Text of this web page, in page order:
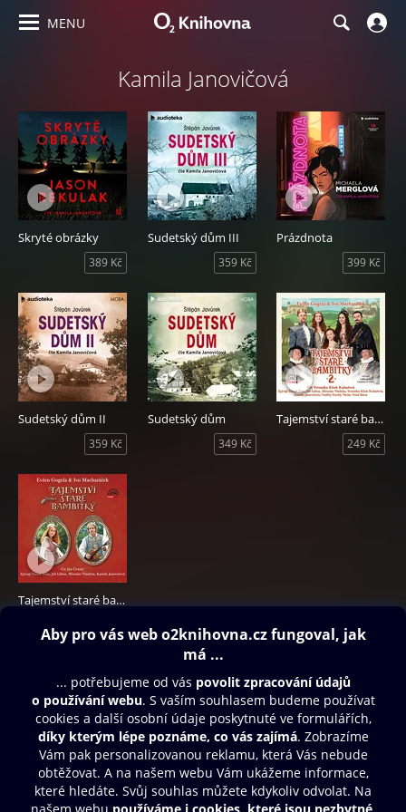
MENU
Kamila Janovičová
Skryté obrázky
389 Kč
Sudetský dům III
359 Kč
Prázdnota
399 Kč
Sudetský dům II
359 Kč
Sudetský dům
349 Kč
Tajemství staré bambitky 2
249 Kč
Tajemství staré bambitky
209 Kč
Obsah ke stažení
Moje O2 Knihovna
Další zábava